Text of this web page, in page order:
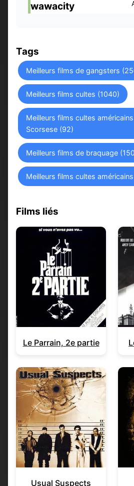
wawacity
Tags
Meilleurs films de gangsters
Meilleurs films cultes (1040)
Meilleurs films cultes
Scorsese (92)
Meilleurs films de braquage
Meilleurs films cultes
Films liés
Le Parrain, 2e partie
Usual Suspects